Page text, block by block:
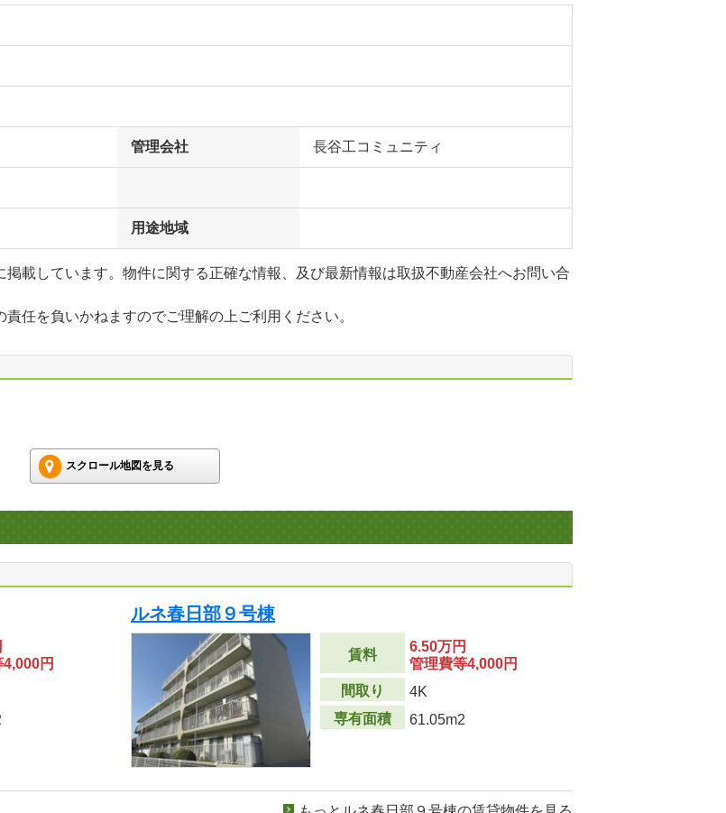
管理会社 長谷工コミュニティ
用途地域
掲載しています。物件に関する正確な情報、及び最新情報は取扱不動産会社へお問い合
任を負いかねますのでご理解の上ご利用ください。
スクロール地図を見る
円
ルネ春日部９号棟
賃料
6.50万円
管理費等4,000円
間取り
4K
専有面積
61.05m2